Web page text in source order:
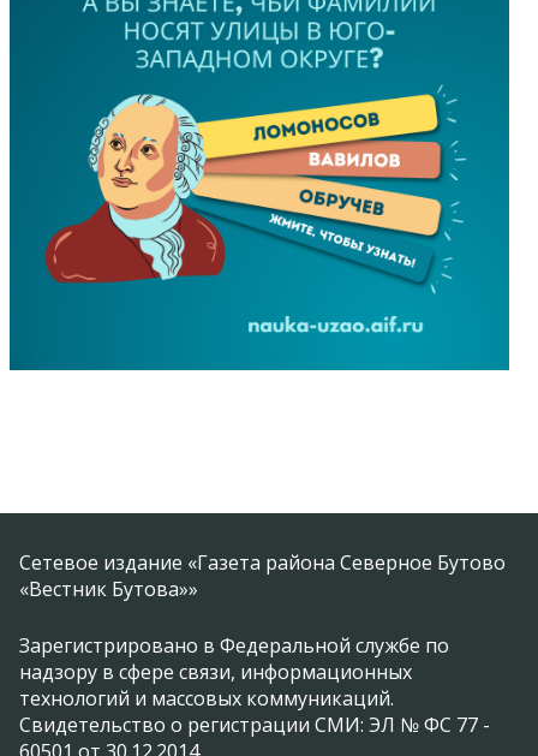
Сетевое издание «Газета района Северное Бутово
«Вестник Бутова»»
Зарегистрировано в Федеральной службе по
надзору в сфере связи, информационных
технологий и массовых коммуникаций.
Свидетельство о регистрации СМИ: ЭЛ № ФС 77 -